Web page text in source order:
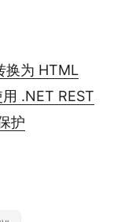
换为 HTML
.NET REST
护